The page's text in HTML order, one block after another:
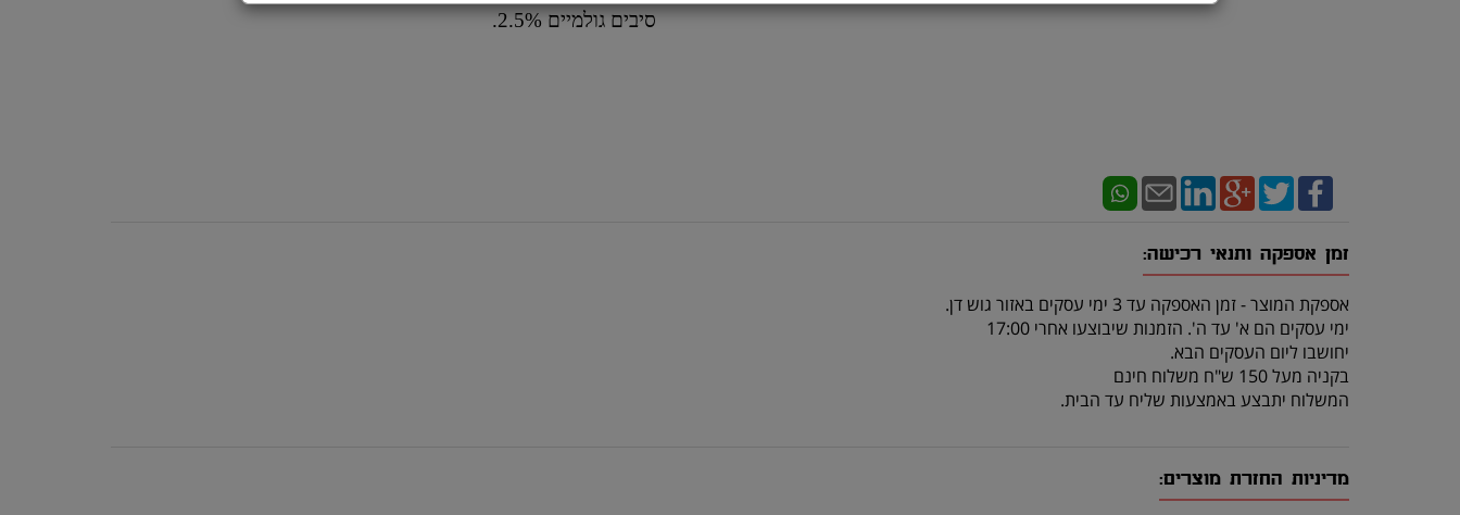
סיבים גולמיים 2.5%.
זמן אספקה ותנאי רכישה:
אספקת המוצר - זמן האספקה עד 3 ימי עסקים באזור גוש דן.
ימי עסקים הם א' עד ה'. הזמנות שיבוצעו אחרי 17:00
יחושבו ליום העסקים הבא.
בקניה מעל 150 ש"ח משלוח חינם
המשלוח יתבצע באמצעות שליח עד הבית.
מדיניות החזרת מוצרים: